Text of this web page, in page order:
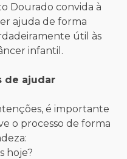
Dourado convida à
ajuda de forma
útil às
infantil.
de ajudar
é importante
o processo de forma
hoje?